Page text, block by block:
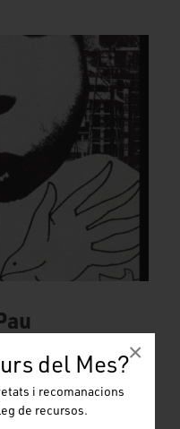
del Mes?
i recomanacions
de recursos.
×
i Pau